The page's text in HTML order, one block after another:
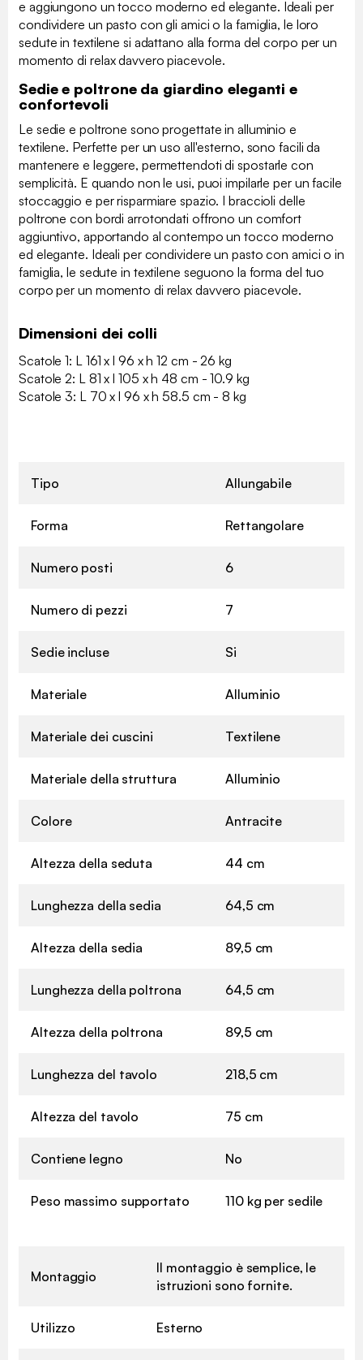
e aggiungono un tocco moderno ed elegante. Ideali per
condividere un pasto con gli amici o la famiglia, le loro
sedute in textilene si adattano alla forma del corpo per un
momento di relax davvero piacevole.
Sedie e poltrone da giardino eleganti e
confortevoli
Le sedie e poltrone sono progettate in alluminio e
textilene. Perfette per un uso all'esterno, sono facili da
mantenere e leggere, permettendoti di spostarle con
semplicità. E quando non le usi, puoi impilarle per un facile
stoccaggio e per risparmiare spazio. I braccioli delle
poltrone con bordi arrotondati offrono un comfort
aggiuntivo, apportando al contempo un tocco moderno
ed elegante. Ideali per condividere un pasto con amici o in
famiglia, le sedute in textilene seguono la forma del tuo
corpo per un momento di relax davvero piacevole.
Dimensioni dei colli
Scatole 1: L 161 x l 96 x h 12 cm - 26 kg
Scatole 2: L 81 x l 105 x h 48 cm - 10.9 kg
Scatole 3: L 70 x l 96 x h 58.5 cm - 8 kg
Tipo Allungabile
Forma Rettangolare
Numero posti 6
Numero di pezzi 7
Sedie incluse Si
Materiale Alluminio
Materiale dei cuscini Textilene
Materiale della struttura Alluminio
Colore Antracite
Altezza della seduta 44 cm
Lunghezza della sedia 64,5 cm
Altezza della sedia 89,5 cm
Lunghezza della poltrona 64,5 cm
Altezza della poltrona 89,5 cm
Lunghezza del tavolo 218,5 cm
Altezza del tavolo 75 cm
Contiene legno No
Peso massimo supportato 110 kg per sedile
Montaggio
Il montaggio è semplice, le
istruzioni sono fornite.
Utilizzo Esterno